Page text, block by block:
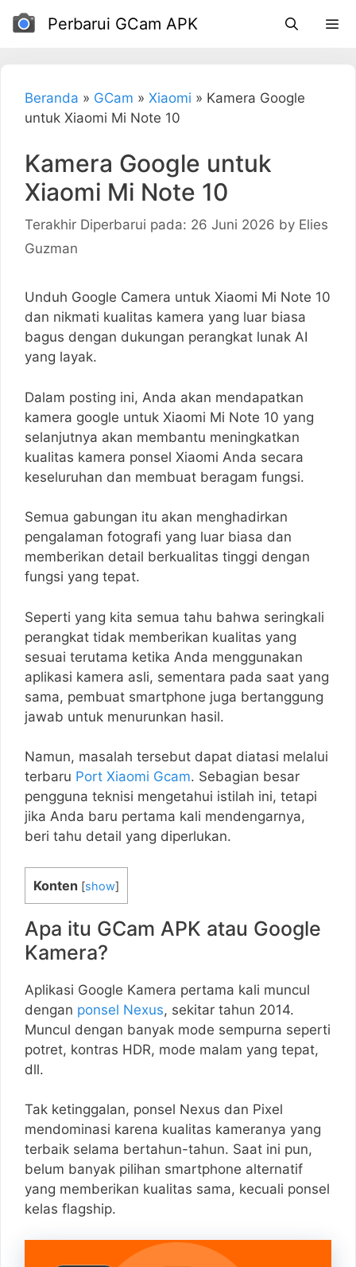
Loncat
ke
Perbarui GCam APK
Beranda » GCam » Xiaomi » Kamera Google
untuk Xiaomi Mi Note 10
Kamera Google untuk
Xiaomi Mi Note 10
Terakhir Diperbarui pada: 26 Juni 2026 by Elies
Guzman
Unduh Google Camera untuk Xiaomi Mi Note 10
dan nikmati kualitas kamera yang luar biasa
bagus dengan dukungan perangkat lunak AI
yang layak.
Dalam posting ini, Anda akan mendapatkan
kamera google untuk Xiaomi Mi Note 10 yang
selanjutnya akan membantu meningkatkan
kualitas kamera ponsel Xiaomi Anda secara
keseluruhan dan membuat beragam fungsi.
Semua gabungan itu akan menghadirkan
pengalaman fotografi yang luar biasa dan
memberikan detail berkualitas tinggi dengan
fungsi yang tepat.
Seperti yang kita semua tahu bahwa seringkali
perangkat tidak memberikan kualitas yang
sesuai terutama ketika Anda menggunakan
aplikasi kamera asli, sementara pada saat yang
sama, pembuat smartphone juga bertanggung
jawab untuk menurunkan hasil.
Namun, masalah tersebut dapat diatasi melalui
terbaru Port Xiaomi Gcam. Sebagian besar
pengguna teknisi mengetahui istilah ini, tetapi
jika Anda baru pertama kali mendengarnya,
beri tahu detail yang diperlukan.
Konten [show]
Apa itu GCam APK atau Google
Kamera?
Aplikasi Google Kamera pertama kali muncul
dengan ponsel Nexus, sekitar tahun 2014.
Muncul dengan banyak mode sempurna seperti
potret, kontras HDR, mode malam yang tepat,
dll.
Tak ketinggalan, ponsel Nexus dan Pixel
mendominasi karena kualitas kameranya yang
terbaik selama bertahun-tahun. Saat ini pun,
belum banyak pilihan smartphone alternatif
yang memberikan kualitas sama, kecuali ponsel
kelas flagship.